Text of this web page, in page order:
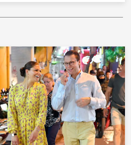
KUNGAHUS
kungahuset
kungahuset
kungahuset
kungahuset
kungahuset